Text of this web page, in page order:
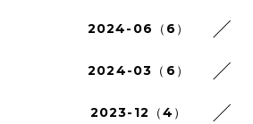
2024-06（6）
2024-03（6）
2023-12（4）